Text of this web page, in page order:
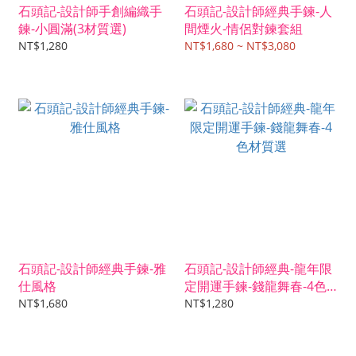
石頭記-設計師手創編織手
鍊-小圓滿(3材質選)
NT$1,280
石頭記-設計師經典手鍊-人
間煙火-情侶對鍊套組
NT$1,680 ~ NT$3,080
石頭記-設計師經典手鍊-雅
仕風格
NT$1,680
石頭記-設計師經典-龍年限
定開運手鍊-錢龍舞春-4色
材質選
NT$1,280